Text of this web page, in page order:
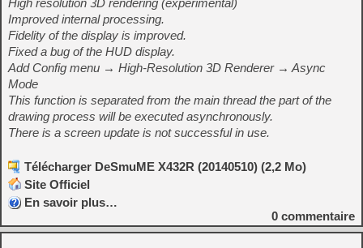
High resolution 3D rendering (experimental)
Improved internal processing.
Fidelity of the display is improved.
Fixed a bug of the HUD display.
Add Config menu → High-Resolution 3D Renderer → Async
Mode
This function is separated from the main thread the part of the
drawing process will be executed asynchronously.
There is a screen update is not successful in use.
Télécharger DeSmuME X432R (20140510) (2,2 Mo)
Site Officiel
En savoir plus…
0 commentaire